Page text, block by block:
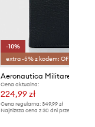
-10%
extra -5% z kodem: OFF*
Aeronautica Militare
Cena aktualna:
224,99 zł
Cena regularna: 349,99 zł
Najniższa cena z 30 dni przed obniżką: